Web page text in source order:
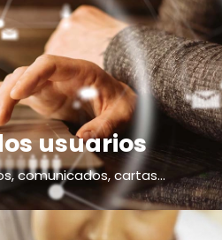
usuarios
comunicados, cartas...